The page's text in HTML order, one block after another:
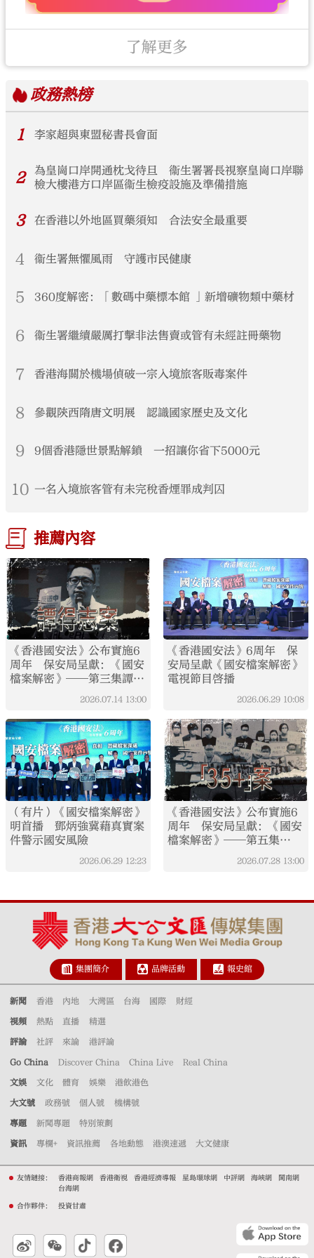
了解更多
政務熱榜
1 李家超與東盟秘書長會面
2
為皇崗口岸開通枕戈待旦 衞生署署長視察皇崗口岸聯
檢大樓港方口岸區衞生檢疫設施及準備措施
3 在香港以外地區買藥須知 合法安全最重要
4 衞生署無懼風雨 守護市民健康
5 360度解密：「數碼中藥標本館 」新增礦物類中藥材
6 衞生署繼續嚴厲打擊非法售賣或管有未經註冊藥物
7 香港海關於機場偵破一宗入境旅客販毒案件
8 參觀陝西隋唐文明展 認識國家歷史及文化
9 9個香港隱世景點解鎖 一招讓你省下5000元
10 一名入境旅客管有未完稅香煙罪成判囚
推薦內容
《香港國安法》公布實施6
周年 保安局呈獻：《國安
檔案解密》──第三集譚得
2026.07.14 13:00
《香港國安法》6周年 保
安局呈獻《國安檔案解密》
電視節目啓播
2026.06.29 10:08
（有片）《國安檔案解密》
明首播 鄧炳強冀藉真實案
件警示國安風險
2026.06.29 12:23
《香港國安法》公布實施6
周年 保安局呈獻：《國安
檔案解密》──第五集
2026.07.28 13:00
集團簡介 品牌活動 報史館
新聞 香港 內地 大灣區 台海 國際 財經
視頻 熱點 直播 精選
評論 社評 來論 港評論
Go China Discover China China Live Real China
文娛 文化 體育 娛樂 港飲港色
大文號 政務號 個人號 機構號
專題 新聞專題 特別策劃
資訊 專欄+ 資訊推薦 各地動態 港澳速遞 大文健康
友情鏈接： 香港商報網 香港衛視 香港經濟導報 星島環球網 中評網 海峽網
閩南網
台海網
合作夥伴： 投資甘肅